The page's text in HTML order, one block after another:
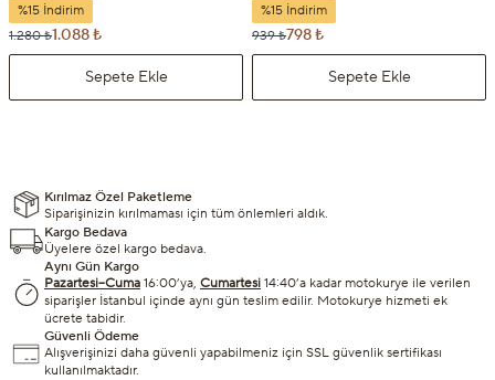
%15 İndirim
1.280 ₺1.088 ₺
Sepete Ekle
%15 İndirim
939 ₺798 ₺
Sepete Ekle
Kırılmaz Özel Paketleme
Siparişinizin kırılmaması için tüm önlemleri aldık.
Kargo Bedava
Üyelere özel kargo bedava.
Aynı Gün Kargo
Pazartesi–Cuma 16:00’ya, Cumartesi 14:40’a kadar motokurye ile verilen
siparişler İstanbul içinde aynı gün teslim edilir. Motokurye hizmeti ek
ücrete tabidir.
Güvenli Ödeme
Alışverişinizi daha güvenli yapabilmeniz için SSL güvenlik sertifikası
kullanılmaktadır.